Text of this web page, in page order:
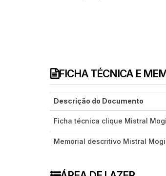
FICHA TÉCNICA E
Descrição do Documento
Ficha técnica clique Mistral
Memorial descritivo Mistral